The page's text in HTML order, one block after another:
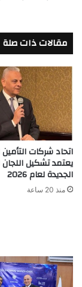
المستندات
والثاني
في
قارة
أفريقيا
كمسوق
ومرتب
رئيسي
للتمويل،
والخامس
كوكيل
للتمويل
ومسوق
للتمويل
الأوسط
وشمال
أفريقيا
مقالات ذات صلة
اتحاد شركات
يعتمد تشكيل اللجان
الجديدة لعام 2026
منذ 20 ساعة